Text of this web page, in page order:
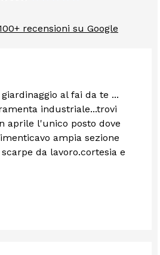
recensioni su Google
al fai da te ...
industriale...trovi
aprile l'unico posto dove
ampia sezione
da lavoro.cortesia e